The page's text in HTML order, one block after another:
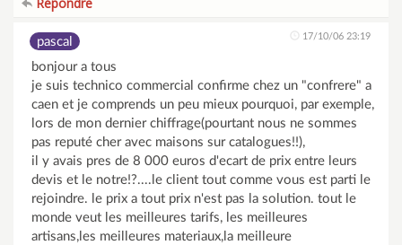
pascal 17/10/06 23:19
bonjour a tous
je suis technico commercial confirme chez un "confrere" a
caen et je comprends un peu mieux pourquoi, par exemple,
lors de mon dernier chiffrage(pourtant nous ne sommes
pas reputé cher avec maisons sur catalogues!!),
il y avais pres de 8 000 euros d'ecart de prix entre leurs
devis et le notre!?....le client tout comme vous est parti le
rejoindre. le prix a tout prix n'est pas la solution. tout le
monde veut les meilleures tarifs, les meilleures
artisans,les meilleures materiaux,la meilleure